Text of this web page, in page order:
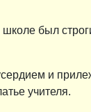
был
и
учителя.